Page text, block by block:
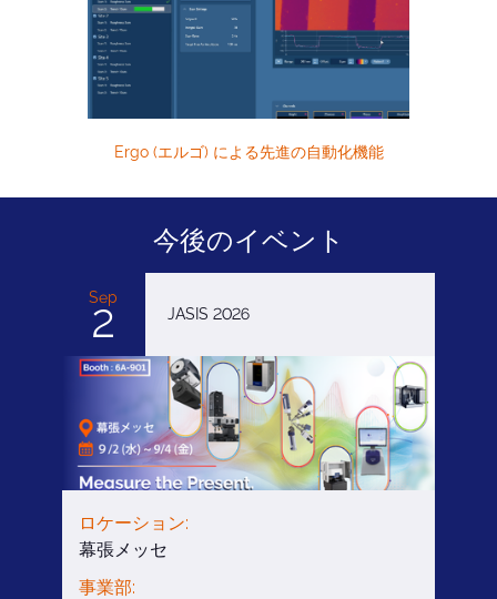
Ergo (エルゴ) による先進の自動化機能
今後のイベント
Sep
2 JASIS 2026
ロケーション:
幕張メッセ
事業部: